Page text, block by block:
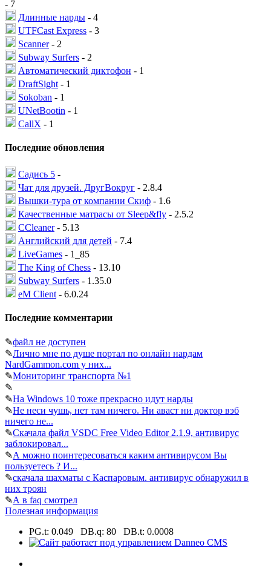
- 7
Длинные нарды - 4
UTFCast Express - 3
Scanner- 2
Subway Surfers - 2
Автоматический диктофон - 1
DraftSight - 1
Sokoban - 1
UNetBootin - 1
CallX - 1
Последние обновления
Садись 5 -
Чат для друзей. ДругВокруг - 2.8.4
Вышки-тура от компании Скиф - 1.6
Качественные матрасы от Sleep&fly - 2.5.2
CCleaner- 5.13
Английский для детей - 7.4
LiveGames - 1_85
The King of Chess - 13.10
Subway Surfers - 1.35.0
eM Client - 6.0.24
Последние комментарии
✎файл не доступен
✎Лично мне по душе портал по онлайн нардам
NardGammon.com у них...
✎Мониторинг транспорта №1
✎
✎На Windows 10 тоже прекрасно идут нарды
✎Не неси чушь, нет там ничего. Ни аваст ни доктор вэб
ничего не...
✎Скачала файл VSDC Free Video Editor 2.1.9, антивирус
заблокировал...
✎А можно поинтересоваться каким антивирусом Вы
пользуетесь ? И...
✎скачала шахматы с Каспаровым. антивирус обнаружил в
них троян
✎А в faq смотрел
Полезная информация
PG.t: 0.049 DB.q: 80 DB.t: 0.0008